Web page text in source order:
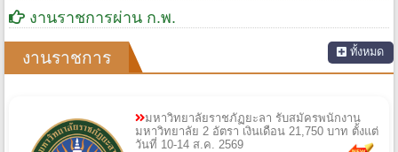
งานราชการผ่าน ก.พ.
งานราชการ ทั้งหมด
มหาวิทยาลัยราชภัฏยะลา รับสมัครพนักงาน
มหาวิทยาลัย 2 อัตรา เงินเดือน 21,750 บาท ตั้งแต่
วันที่ 10-14 ส.ค. 2569